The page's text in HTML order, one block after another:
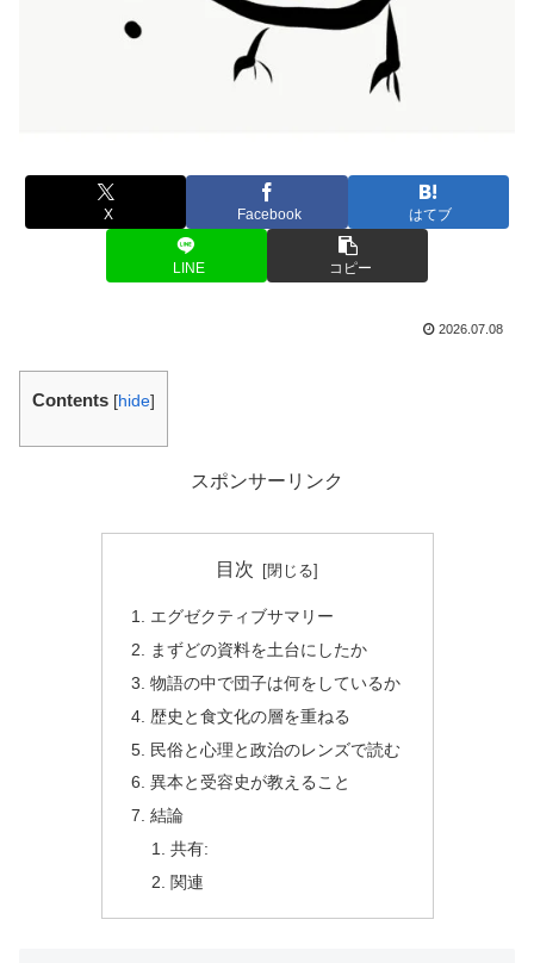
X Facebook はてブ
LINE コピー
2026.07.08
Contents [hide]
スポンサーリンク
目次
エグゼクティブサマリー
まずどの資料を土台にしたか
物語の中で団子は何をしているか
歴史と食文化の層を重ねる
民俗と心理と政治のレンズで読む
異本と受容史が教えること
結論
共有:
関連